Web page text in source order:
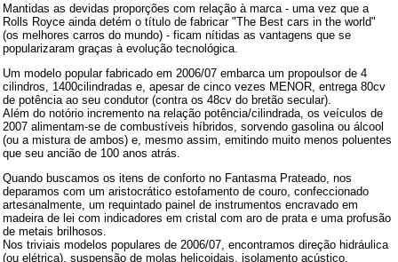
Mantidas as devidas proporções com relação à marca - uma vez que a
Rolls Royce ainda detém o título de fabricar "The Best cars in the world"
(os melhores carros do mundo) - ficam nítidas as vantagens que se
popularizaram graças à evolução tecnológica.
Um modelo popular fabricado em 2006/07 embarca um propoulsor de 4
cilindros, 1400cilindradas e, apesar de cinco vezes MENOR, entrega 80cv
de potência ao seu condutor (contra os 48cv do bretão secular).
Além do notório incremento na relação potência/cilindrada, os veículos de
2007 alimentam-se de combustíveis híbridos, sorvendo gasolina ou álcool
(ou a mistura de ambos) e, mesmo assim, emitindo muito menos poluentes
que seu ancião de 100 anos atrás.
Quando buscamos os itens de conforto no Fantasma Prateado, nos
deparamos com um aristocrático estofamento de couro, confeccionado
artesanalmente, um requintado painel de instrumentos encravado em
madeira de lei com indicadores em cristal com aro de prata e uma profusão
de metais brilhosos.
Nos triviais modelos populares de 2006/07, encontramos direção hidráulica
(ou elétrica), suspensão de molas helicoidais, isolamento acústico,